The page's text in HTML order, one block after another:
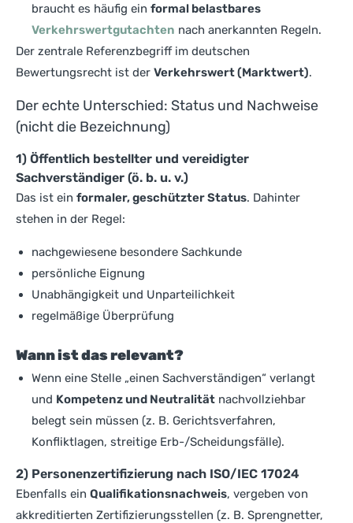
braucht es häufig ein formal belastbares
Verkehrswertgutachten nach anerkannten Regeln.
Der zentrale Referenzbegriff im deutschen
Bewertungsrecht ist der Verkehrswert (Marktwert).
Der echte Unterschied: Status und Nachweise
(nicht die Bezeichnung)
1) Öffentlich bestellter und vereidigter
Sachverständiger (ö. b. u. v.)
Das ist ein formaler, geschützter Status. Dahinter
stehen in der Regel:
nachgewiesene besondere Sachkunde
persönliche Eignung
Unabhängigkeit und Unparteilichkeit
regelmäßige Überprüfung
Wann ist das relevant?
Wenn eine Stelle „einen Sachverständigen“ verlangt
und Kompetenz und Neutralität nachvollziehbar
belegt sein müssen (z. B. Gerichtsverfahren,
Konfliktlagen, streitige Erb-/Scheidungsfälle).
2) Personenzertifizierung nach ISO/IEC 17024
Ebenfalls ein Qualifikationsnachweis, vergeben von
akkreditierten Zertifizierungsstellen (z. B. Sprengnetter,